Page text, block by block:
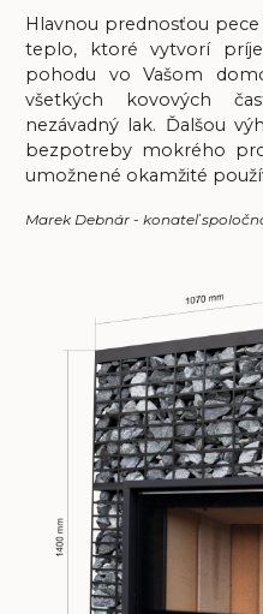
Hlavnou prednosťou pece
teplo, ktoré vytvorí
pohodu vo Vašom
všetkých kovových
nezávadný lak. Ďalšou
bezpotreby mokrého
umožnené okamžité
Marek Debnár - konateľ